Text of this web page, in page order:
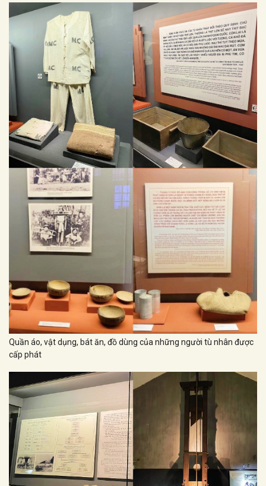
Quần áo, vật dụng, bát ăn, đồ dùng của những người tù nhân được
cấp phát